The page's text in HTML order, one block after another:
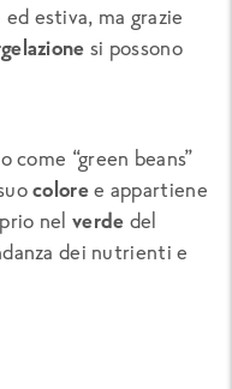
estiva, ma grazie
si possono
come “green beans”
coloree appartiene
nel verde del
dei nutrienti e